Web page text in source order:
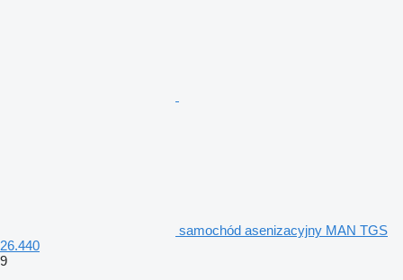
samochód asenizacyjny MAN TGS
26.440
9